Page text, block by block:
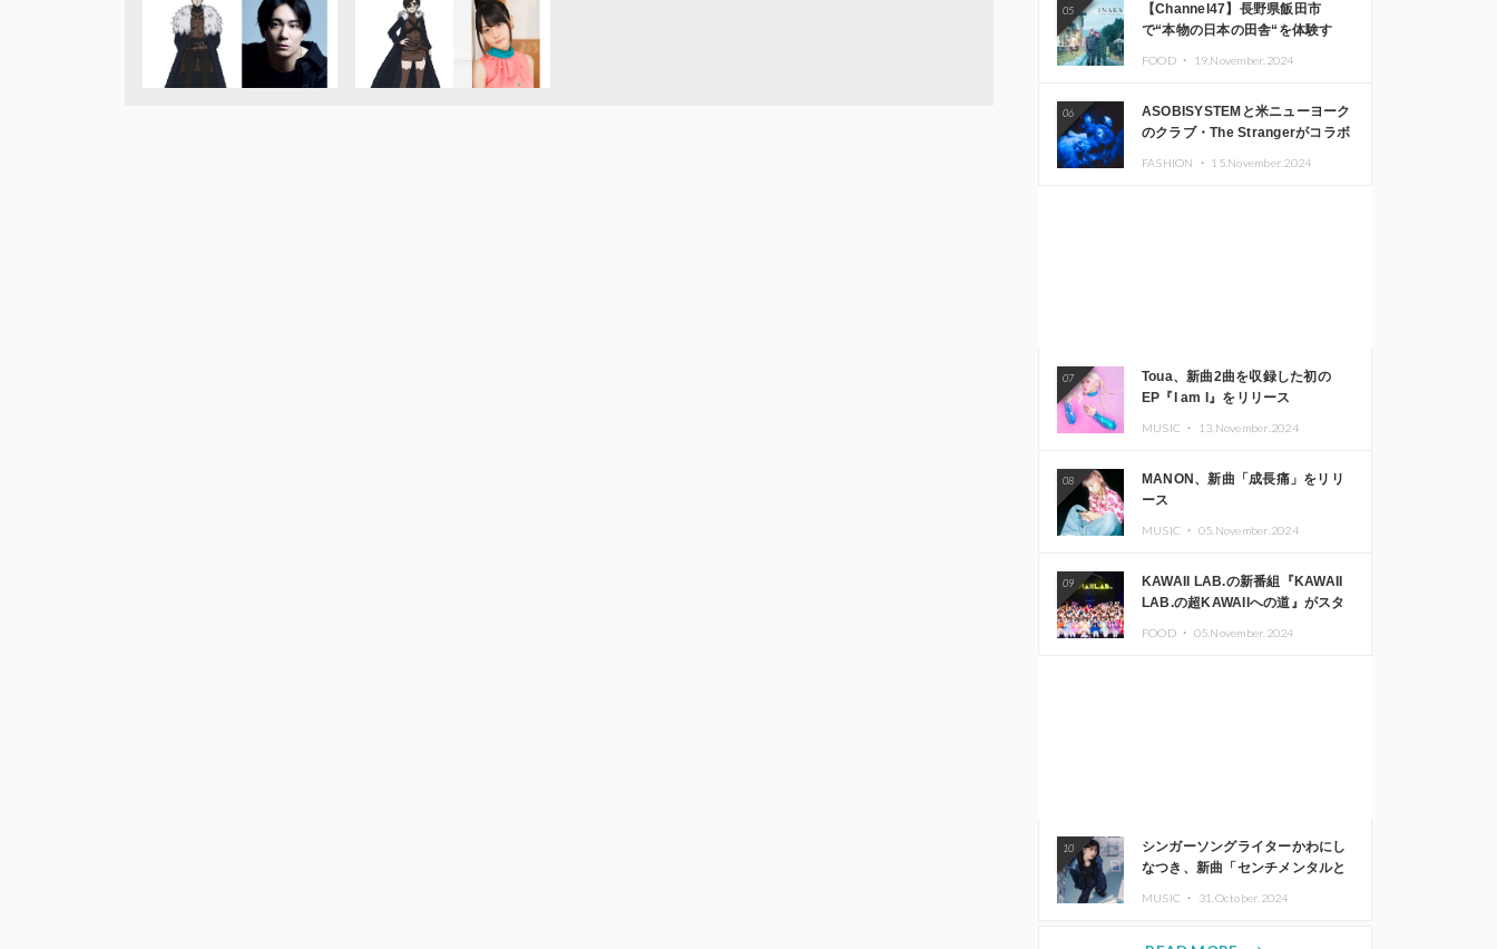
05
【Channel47】長野県飯田市
で“本物の日本の田舎“を体験す
FOOD ・ 19.November.2024
06
ASOBISYSTEMと米ニューヨーク
のクラブ・The Strangerがコラボ
FASHION ・ 15.November.2024
07
Toua、新曲2曲を収録した初の
EP『I am I』をリリース
MUSIC ・ 13.November.2024
08
MANON、新曲「成長痛」をリリ
ース
MUSIC ・ 05.November.2024
09
KAWAII LAB.の新番組『KAWAII
LAB.の超KAWAIIへの道』がスタ
FOOD ・ 05.November.2024
10
シンガーソングライターかわにし
なつき、新曲「センチメンタルと
MUSIC ・ 31.October.2024